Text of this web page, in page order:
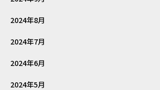
2024年8月
2024年7月
2024年6月
2024年5月